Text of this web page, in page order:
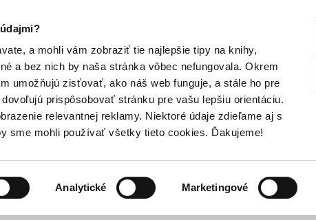
a mohli vám zobraziť tie najlepšie tipy na knihy,
a bez nich by naša stránka vôbec nefungovala. Okrem
umožňujú zisťovať, ako náš web funguje, a stále ho pre
prispôsobovať stránku pre vašu lepšiu orientáciu.
relevantnej reklamy. Niektoré údaje zdieľame aj s
sme mohli používať všetky tieto cookies. Ďakujeme!
Analytické Marketingové